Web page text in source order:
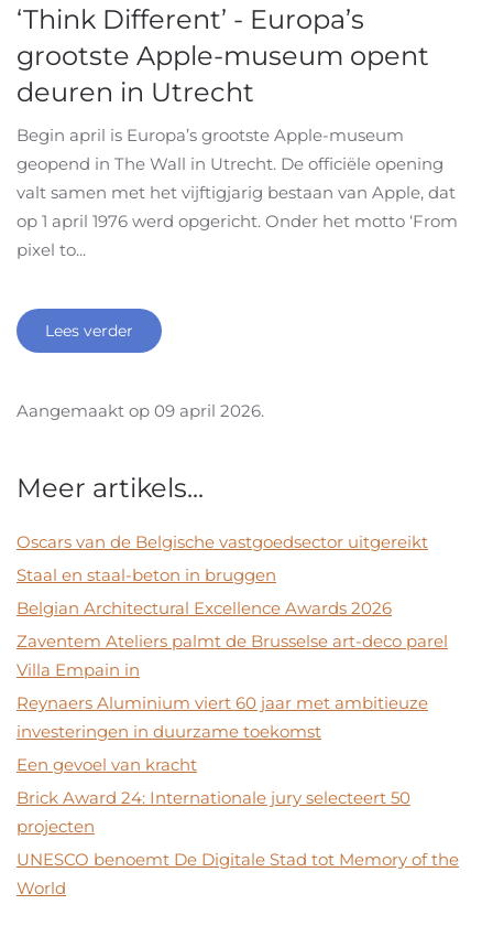
‘Think Different’ - Europa’s
grootste Apple-museum opent
deuren in Utrecht
Begin april is Europa’s grootste Apple-museum
geopend in The Wall in Utrecht. De officiële opening
valt samen met het vijftigjarig bestaan van Apple, dat
op 1 april 1976 werd opgericht. Onder het motto ‘From
pixel to...
Lees verder
Aangemaakt op 09 april 2026.
Meer artikels...
Oscars van de Belgische vastgoedsector uitgereikt
Staal en staal-beton in bruggen
Belgian Architectural Excellence Awards 2026
Zaventem Ateliers palmt de Brusselse art-deco parel
Villa Empain in
Reynaers Aluminium viert 60 jaar met ambitieuze
investeringen in duurzame toekomst
Een gevoel van kracht
Brick Award 24: Internationale jury selecteert 50
projecten
UNESCO benoemt De Digitale Stad tot Memory of the
World